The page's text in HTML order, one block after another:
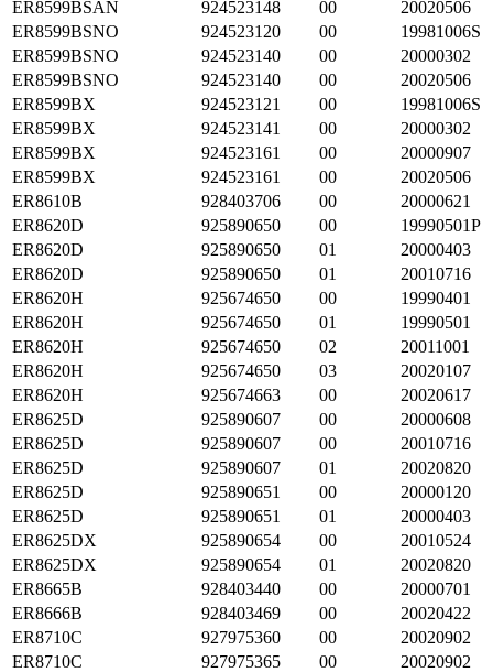
ER8599BSAN
924523148 00
20020506
ER8599BSNO
924523120 00
19981006S
ER8599BSNO
924523140 00
20000302
ER8599BSNO
924523140 00
20020506
ER8599BX
924523121 00
19981006S
ER8599BX
924523141 00
20000302
ER8599BX
924523161 00
20000907
ER8599BX
924523161 00
20020506
ER8610B
928403706 00
20000621
ER8620D
925890650 00
19990501P
ER8620D
925890650 01
20000403
ER8620D
925890650 01
20010716
ER8620H
925674650 00
19990401
ER8620H
925674650 01
19990501
ER8620H
925674650 02
20011001
ER8620H
925674650 03
20020107
ER8620H
925674663 00
20020617
ER8625D
925890607 00
20000608
ER8625D
925890607 00
20010716
ER8625D
925890607 01
20020820
ER8625D
925890651 00
20000120
ER8625D
925890651 01
20000403
ER8625DX
925890654 00
20010524
ER8625DX
925890654 01
20020820
ER8665B
928403440 00
20000701
ER8666B
928403469 00
20020422
ER8710C
927975360 00
20020902
ER8710C
927975365 00
20020902